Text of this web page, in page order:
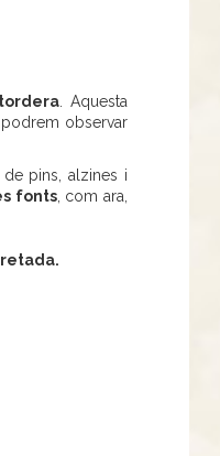
. Aquesta
observar
pins, alzines i
fonts, com ara,